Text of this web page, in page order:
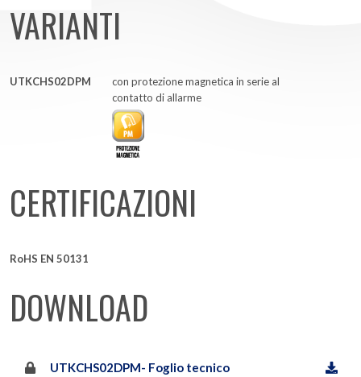
VARIANTI
UTKCHS02DPM
con protezione magnetica in serie al
contatto di allarme
CERTIFICAZIONI
RoHS EN 50131
DOWNLOAD
UTKCHS02DPM- Foglio tecnico